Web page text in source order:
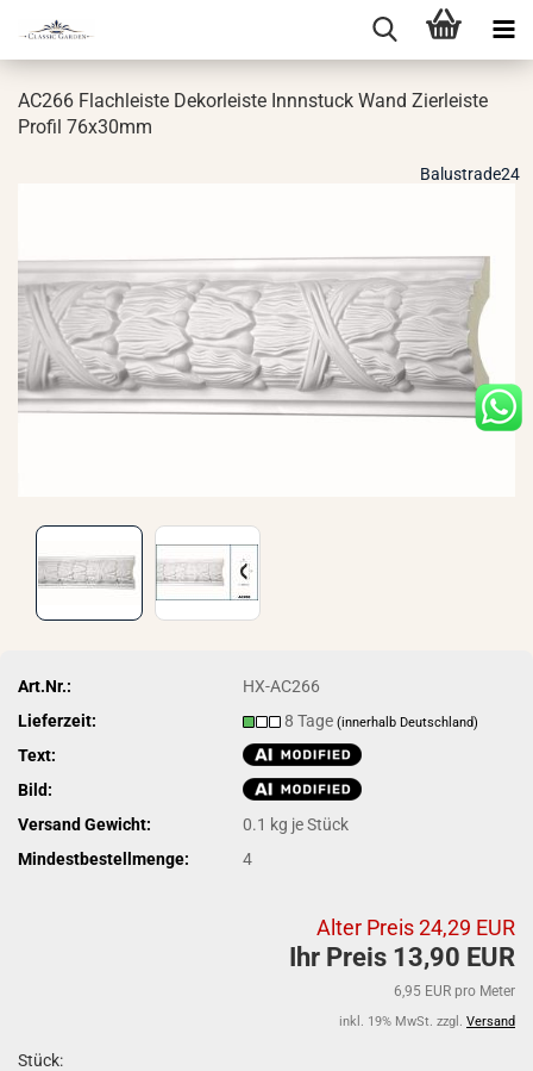
AC266 Flach­leis­te De­kor­leis­te Innn­stuck Wand Zier­leis­te
Pro­fil 76x30mm
Balustrade24
Art.Nr.:
HX-AC266
Lieferzeit:
8 Tage(innerhalb Deutschland)
Text:
Bild:
Versand Gewicht:
0.1 kg je Stück
Mindestbestellmenge:
4
Alter Preis 24,29 EUR
Ihr Preis 13,90 EUR
6,95 EUR pro Meter
inkl. 19% MwSt. zzgl. Versand
Stück: